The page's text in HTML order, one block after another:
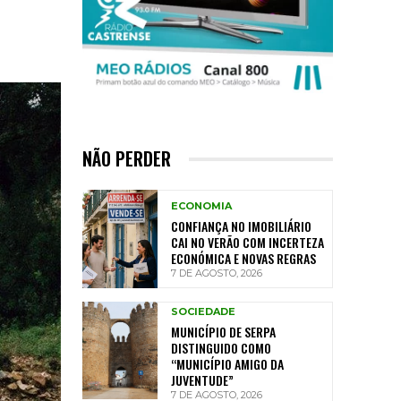
NÃO PERDER
ECONOMIA
CONFIANÇA NO IMOBILIÁRIO
CAI NO VERÃO COM INCERTEZA
ECONÓMICA E NOVAS REGRAS
7 DE AGOSTO, 2026
SOCIEDADE
MUNICÍPIO DE SERPA
DISTINGUIDO COMO
“MUNICÍPIO AMIGO DA
JUVENTUDE”
7 DE AGOSTO, 2026